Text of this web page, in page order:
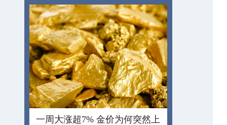
一周大涨超7% 金价为何突然上